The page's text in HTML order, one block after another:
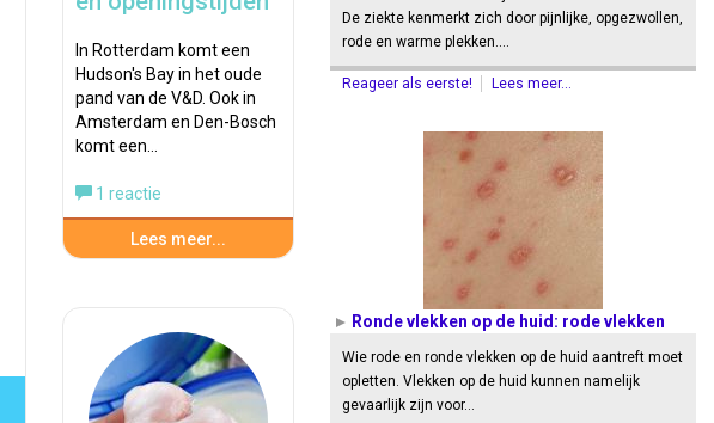
De ziekte kenmerkt zich door pijnlijke, opgezwollen,
rode en warme plekken.…
Reageer als eerste! Lees meer...
Ronde vlekken op de huid: rode vlekken
Wie rode en ronde vlekken op de huid aantreft moet
opletten. Vlekken op de huid kunnen namelijk
gevaarlijk zijn voor…
In Rotterdam komt een
Hudson's Bay in het oude
pand van de V&D. Ook in
Amsterdam en Den-Bosch
komt een…
1 reactie
Lees meer...